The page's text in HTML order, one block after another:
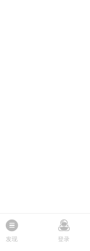
发现 登录